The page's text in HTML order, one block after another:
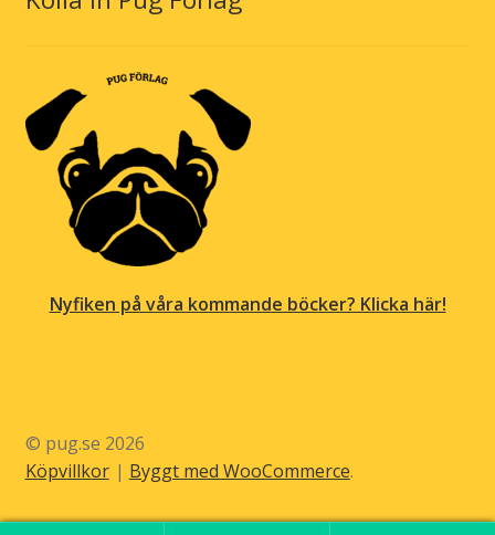
Nyfiken på våra kommande böcker? Klicka här!
© pug.se 2026
Köpvillkor
Byggt med WooCommerce.